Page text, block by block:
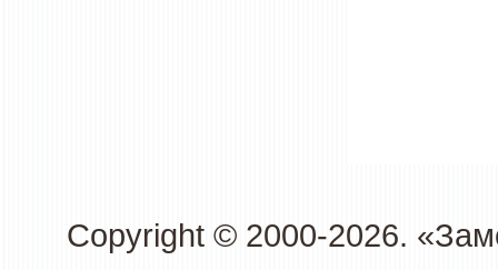
Copyright © 2000-2026.